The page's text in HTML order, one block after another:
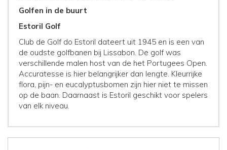
Golfen in de buurt
Estoril Golf
Club de Golf do Estoril dateert uit 1945 en is een van
de oudste golfbanen bij Lissabon. De golf was
verschillende malen host van de het Portugees Open.
Accuratesse is hier belangrijker dan lengte. Kleurrijke
flora, pijn- en eucalyptusbomen zijn hier niet te missen
op de baan. Daarnaast is Estoril geschikt voor spelers
van elk niveau.